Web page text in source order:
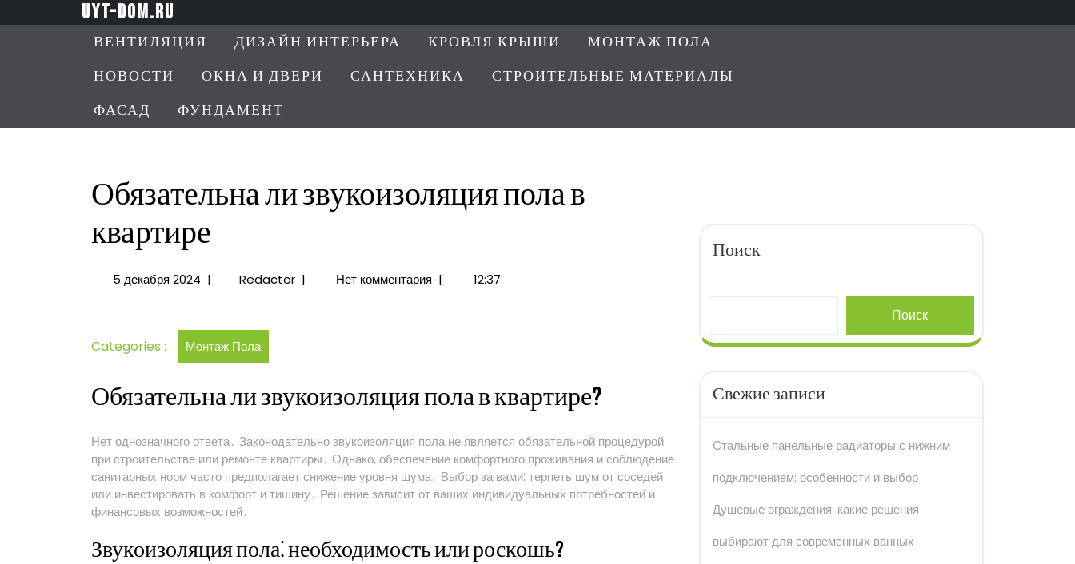
к
uyt-dom.ru
ВЕНТИЛЯЦИЯ ДИЗАЙН ИНТЕРЬЕРА КРОВЛЯ КРЫШИ МОНТАЖ ПОЛА
НОВОСТИ ОКНА И ДВЕРИ САНТЕХНИКА СТРОИТЕЛЬНЫЕ МАТЕРИАЛЫ
ФАСАД ФУНДАМЕНТ
Обязательна ли звукоизоляция пола в
квартире
5 декабря 20245
2024
| RedactorОбязательна
звукоизоляция
| Нет комментария | 12:37
Categories : Монтаж Пола
Обязательна ли звукоизоляция пола в квартире?
Нет однозначного ответа․ Законодательно звукоизоляция пола не является обязательной процедурой
при строительстве или ремонте квартиры․ Однако, обеспечение комфортного проживания и соблюдение
санитарных норм часто предполагает снижение уровня шума․ Выбор за вами⁚ терпеть шум от соседей
или инвестировать в комфорт и тишину․ Решение зависит от ваших индивидуальных потребностей и
финансовых возможностей․
Звукоизоляция пола⁚ необходимость или роскошь?
Поиск
Поиск
Свежие записи
Стальные панельные радиаторы с нижним
подключением: особенности и выбор
Душевые ограждения: какие решения
выбирают для современных ванных